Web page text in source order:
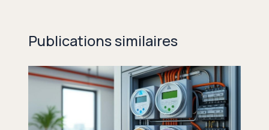
Publications similaires